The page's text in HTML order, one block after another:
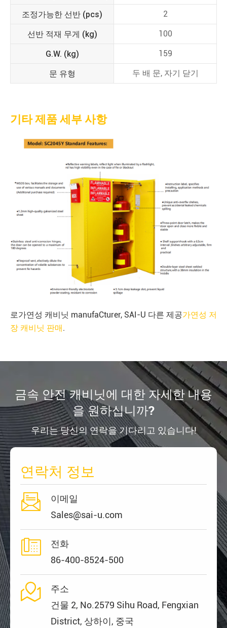
조정가능한 선반 (pcs) 2
선반 적재 무게 (kg) 100
G.W. (kg) 159
문 유형 두 배 문, 자기 닫기
기타 제품 세부 사항
로가연성 캐비닛 manufaCturer, SAI-U 다른 제공가연성 저
장 캐비닛 판매.
금속 안전 캐비닛에 대한 자세한 내용
을 원하십니까?
우리는 당신의 연락을 기다리고 있습니다!
연락처 정보

이메일
Sales@sai-u.com

전화
86-400-8524-500

주소
건물 2, No.2579 Sihu Road, Fengxian
District, 상하이, 중국